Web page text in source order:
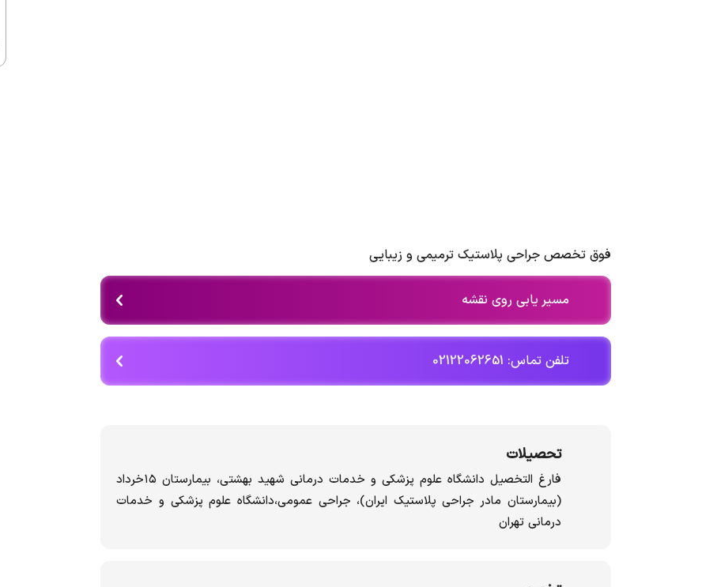
فوق تخصص جراحی پلاستیک ترمیمی و زیبایی
مسیر یابی روی نقشه
تلفن تماس: 02122062651
تحصیلات
فارغ التخصیل دانشگاه علوم پزشکی و خدمات درمانی شهید بهشتی، بیمارستان ۱۵خرداد
(بیمارستان مادر جراحی پلاستیک ایران)، جراحی عمومی،دانشگاه علوم پزشکی و خدمات
درمانی تهران